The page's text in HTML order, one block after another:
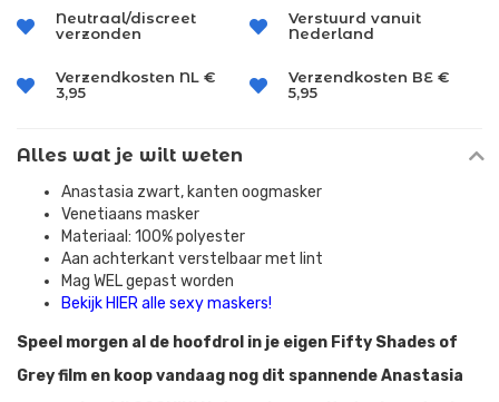
Neutraal/discreet
verzonden
Verstuurd vanuit
Nederland
Verzendkosten NL €
3,95
Verzendkosten BE €
5,95
Alles wat je wilt weten
Anastasia zwart, kanten oogmasker
Venetiaans masker
Materiaal: 100% polyester
Aan achterkant verstelbaar met lint
Mag WEL gepast worden
Bekijk HIER alle sexy maskers!
Speel morgen al de hoofdrol in je eigen Fifty Shades of
Grey film en koop vandaag nog dit spannende Anastasia